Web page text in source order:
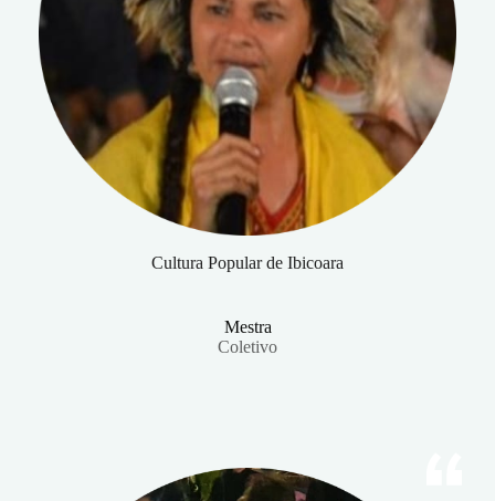
Cultura Popular de Ibicoara
Mestra
Coletivo